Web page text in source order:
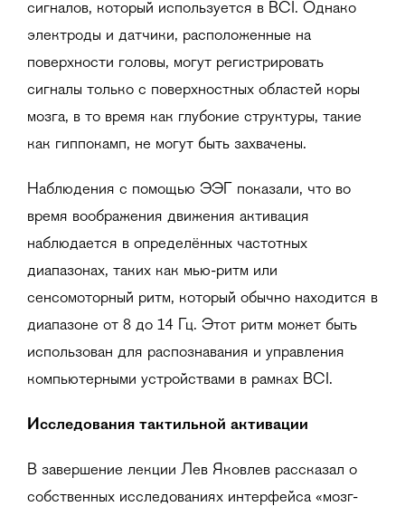
сигналов, который используется в BCI. Однако
электроды и датчики, расположенные на
поверхности головы, могут регистрировать
сигналы только с поверхностных областей коры
мозга, в то время как глубокие структуры, такие
как гиппокамп, не могут быть захвачены.
Наблюдения с помощью ЭЭГ показали, что во
время воображения движения активация
наблюдается в определённых частотных
диапазонах, таких как мью-ритм или
сенсомоторный ритм, который обычно находится в
диапазоне от 8 до 14 Гц. Этот ритм может быть
использован для распознавания и управления
компьютерными устройствами в рамках BCI.
Исследования тактильной активации
В завершение лекции Лев Яковлев рассказал о
собственных исследованиях интерфейса «мозг-